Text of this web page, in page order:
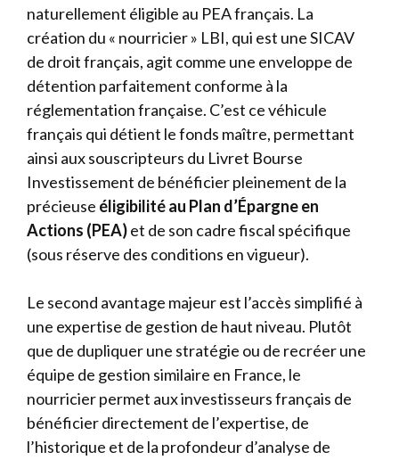
naturellement éligible au PEA français. La
création du « nourricier » LBI, qui est une SICAV
de droit français, agit comme une enveloppe de
détention parfaitement conforme à la
réglementation française. C’est ce véhicule
français qui détient le fonds maître, permettant
ainsi aux souscripteurs du Livret Bourse
Investissement de bénéficier pleinement de la
précieuse éligibilité au Plan d’Épargne en
Actions (PEA)et de son cadre fiscal spécifique
(sous réserve des conditions en vigueur).
Le second avantage majeur est l’accès simplifié à
une expertise de gestion de haut niveau. Plutôt
que de dupliquer une stratégie ou de recréer une
équipe de gestion similaire en France, le
nourricier permet aux investisseurs français de
bénéficier directement de l’expertise, de
l’historique et de la profondeur d’analyse de